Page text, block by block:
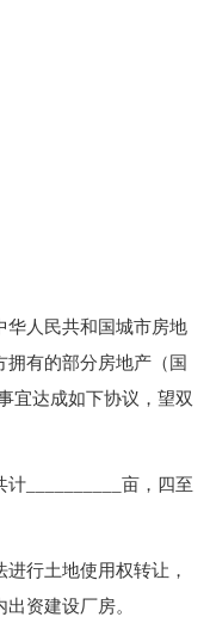
人民共和国城市房地
有的部分房地产（国
宜达成如下协议，望双
__________亩，四至
行土地使用权转让，
资建设厂房。